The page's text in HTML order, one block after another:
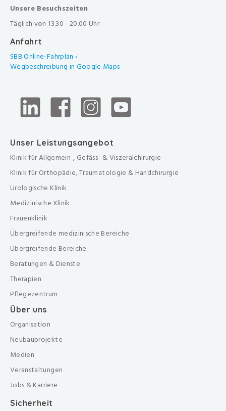
Unsere Besuchszeiten
Täglich von 13.30 - 20.00 Uhr
Anfahrt
SBB Online-Fahrplan ›
Wegbeschreibung in Google Maps
Unser Leistungsangebot
Klinik für Allgemein-, Gefäss- & Viszeralchirurgie
Klinik für Orthopädie, Traumatologie & Handchirurgie
Urologische Klinik
Medizinische Klinik
Frauenklinik
Übergreifende medizinische Bereiche
Übergreifende Bereiche
Beratungen & Dienste
Therapien
Pflegezentrum
Über uns
Organisation
Neubauprojekte
Medien
Veranstaltungen
Jobs & Karriere
Sicherheit